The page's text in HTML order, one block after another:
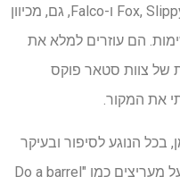
אתה תראה הרבה יותר של Fox, Slippy, Peppy ו-Falco, גם, מכיוון
הם עוזרים למלא את
של צוות סטאר פוקס
את המקור.
בכל הנוגע לסיפור ובעיקר
לדיאלוג. בעוד כמה אמירות אהובות על מעריצים כמו "Do a barrel